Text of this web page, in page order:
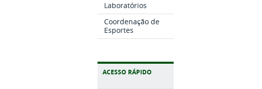
Laboratórios
Coordenação de
Esportes
ACESSO RÁPIDO